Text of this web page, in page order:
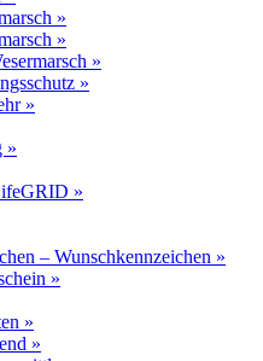
»
»
»
»
»
»
»
– Wunschkennzeichen »
»
»
»